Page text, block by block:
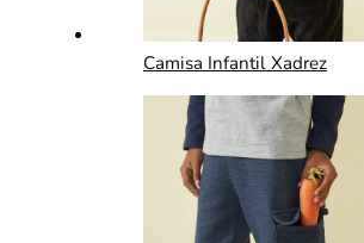
Camisa Infantil Xadrez